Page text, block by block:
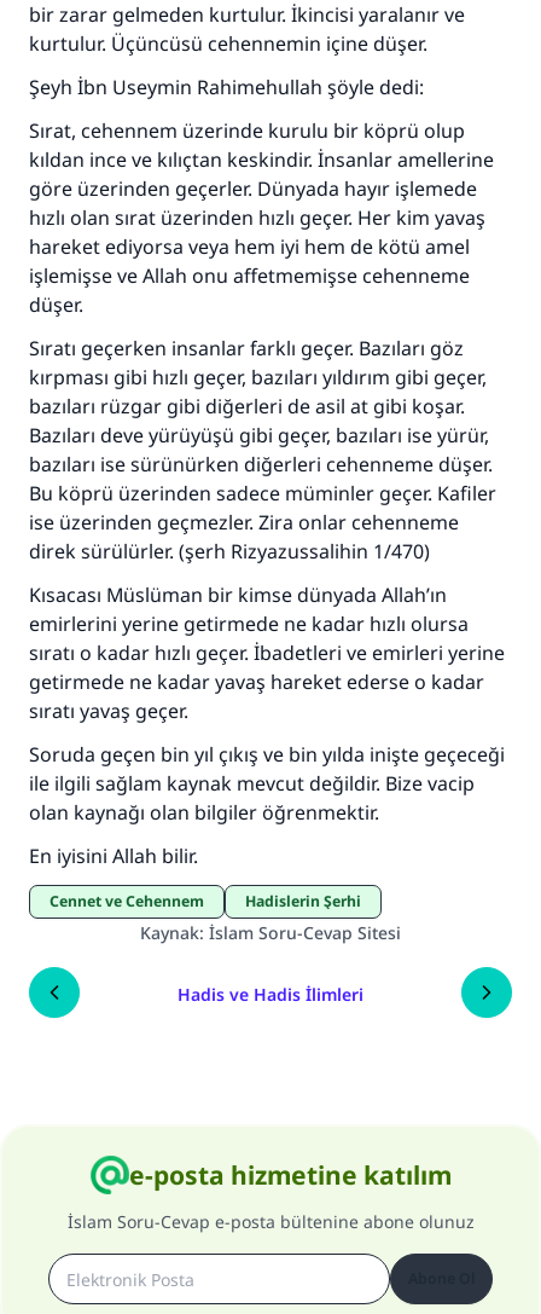
bir zarar gelmeden kurtulur. İkincisi yaralanır ve
kurtulur. Üçüncüsü cehennemin içine düşer.
Şeyh İbn Useymin Rahimehullah şöyle dedi:
Sırat, cehennem üzerinde kurulu bir köprü olup
kıldan ince ve kılıçtan keskindir. İnsanlar amellerine
göre üzerinden geçerler. Dünyada hayır işlemede
hızlı olan sırat üzerinden hızlı geçer. Her kim yavaş
hareket ediyorsa veya hem iyi hem de kötü amel
işlemişse ve Allah onu affetmemişse cehenneme
düşer.
Sıratı geçerken insanlar farklı geçer. Bazıları göz
kırpması gibi hızlı geçer, bazıları yıldırım gibi geçer,
bazıları rüzgar gibi diğerleri de asil at gibi koşar.
Bazıları deve yürüyüşü gibi geçer, bazıları ise yürür,
bazıları ise sürünürken diğerleri cehenneme düşer.
Bu köprü üzerinden sadece müminler geçer. Kafiler
ise üzerinden geçmezler. Zira onlar cehenneme
direk sürülürler. (şerh Rizyazussalihin 1/470)
Kısacası Müslüman bir kimse dünyada Allah’ın
emirlerini yerine getirmede ne kadar hızlı olursa
sıratı o kadar hızlı geçer. İbadetleri ve emirleri yerine
getirmede ne kadar yavaş hareket ederse o kadar
sıratı yavaş geçer.
Soruda geçen bin yıl çıkış ve bin yılda inişte geçeceği
ile ilgili sağlam kaynak mevcut değildir. Bize vacip
olan kaynağı olan bilgiler öğrenmektir.
En iyisini Allah bilir.
Cennet ve Cehennem Hadislerin Şerhi
Kaynak: İslam Soru-Cevap Sitesi
Hadis ve Hadis İlimleri
e-posta hizmetine katılım
İslam Soru-Cevap e-posta bültenine abone olunuz
110845 Nolu Cevap, bir evliliği
kurtardı.
Ümmete cevapları ulaştırmak için bizi destekle
Rasulullah ﷺ şöyle dedi:
Her kim bir hayra yol gösterirse , hayrı yapan
kişinin sevabı kadar ona sevap yazılır.
(MUSLIM 1893)
Şimdi katkı yapın!